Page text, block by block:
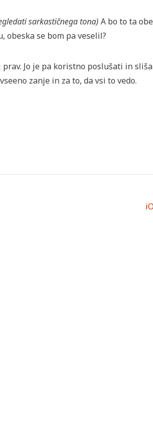
sarkastičnega tona) A bo to ta
obeska se bom pa veselil?
prav. Jo je pa koristno poslušati in
zanje in za to, da vsi to vedo.